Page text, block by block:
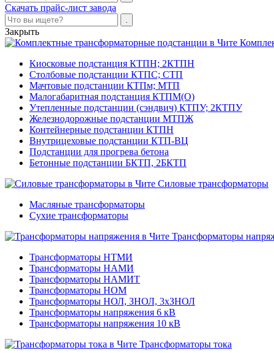
Скачать прайс-лист завода
Закрыть
Киосковые подстанция КТПН; 2КТПН
Столбовые подстанции КТПС; СТП
Мачтовые подстанции КТПм; МТП
Малогабаритная подстанция КТПМ(О)
Утепленные подстанции (сэндвич) КТПУ; 2КТПУ
Железнодорожные подстанции МТПЖ
Контейнерные подстанции КТПН
Внутрицеховые подстанции КТП-ВЦ
Подстанции для прогрева бетона
Бетонные подстанции БКТП, 2БКТП
Силовые трансформаторы
Масляные трансформаторы
Сухие трансформаторы
Трансформаторы
Трансформаторы НТМИ
Трансформаторы НАМИ
Трансформаторы НАМИТ
Трансформаторы НОМ
Трансформаторы НОЛ, ЗНОЛ, 3хЗНОЛ
Трансформаторы напряжения 6 кВ
Трансформаторы напряжения 10 кВ
Трансформаторы тока